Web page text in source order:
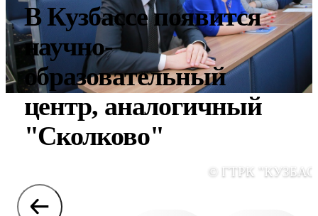
В Кузбассе появится
научно-
образовательный
центр, аналогичный
"Сколково"
© ГТРК